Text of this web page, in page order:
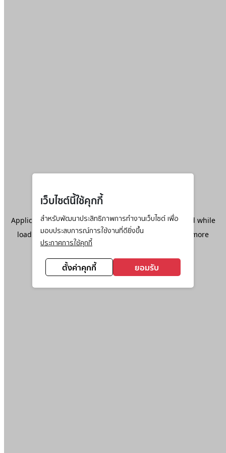
เว็บไซต์นี้ใช้คุกกี้
สำหรับพัฒนาประสิทธิภาพการทำงานเว็บไซต์ เพื่อ
มอบประสบการณ์การใช้งานที่ดียิ่งขึ้น
ประกาศการใช้คุกกี้
ตั้งค่าคุกกี้ ยอมรับ
Application error: aclient-side exception has occurred while
loadingwww.ktc.co.th(see the browser console
for more
information).